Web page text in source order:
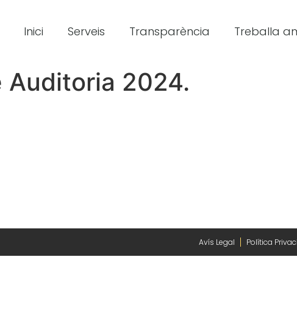
Inici Serveis Transparència Treballa
Auditoria 2024.
Avís Legal Política